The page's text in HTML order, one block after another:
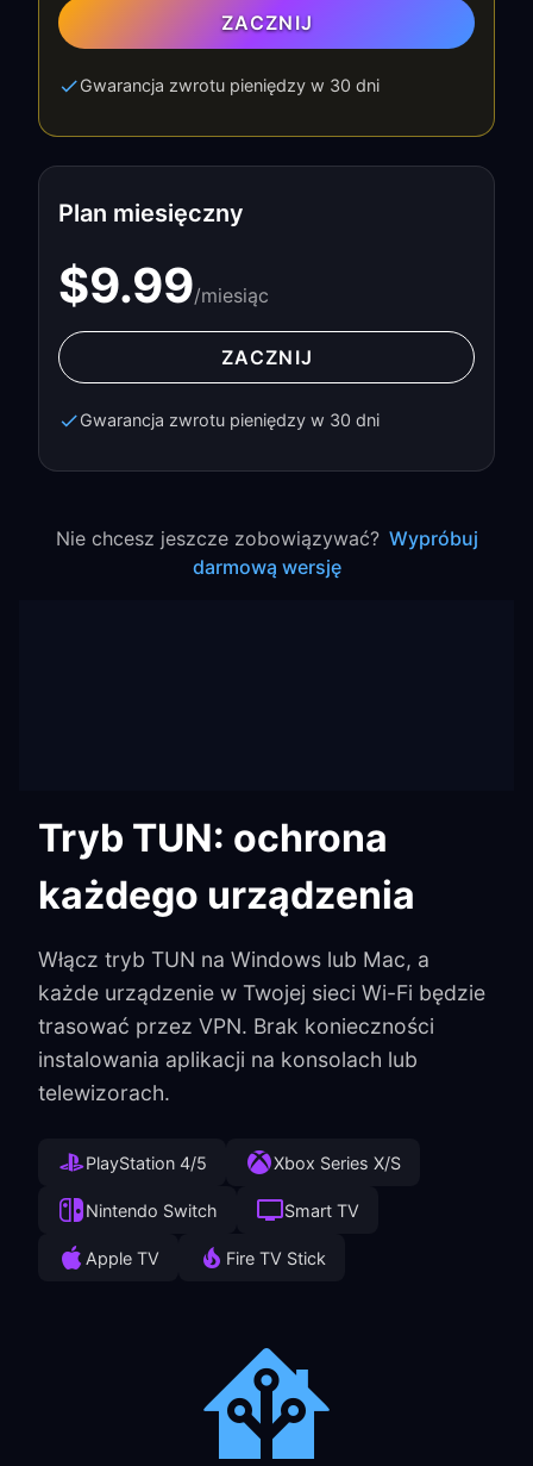
ZACZNIJ
Gwarancja zwrotu pieniędzy w 30 dni
Plan miesięczny
$9.99/miesiąc
ZACZNIJ
Gwarancja zwrotu pieniędzy w 30 dni
Nie chcesz jeszcze zobowiązywać? Wypróbuj
darmową wersję
Tryb TUN: ochrona
każdego urządzenia
Włącz tryb TUN na Windows lub Mac, a
każde urządzenie w Twojej sieci Wi-Fi będzie
trasować przez VPN. Brak konieczności
instalowania aplikacji na konsolach lub
telewizorach.
PlayStation 4/5 Xbox Series X/S
Nintendo Switch Smart TV
Apple TV Fire TV Stick